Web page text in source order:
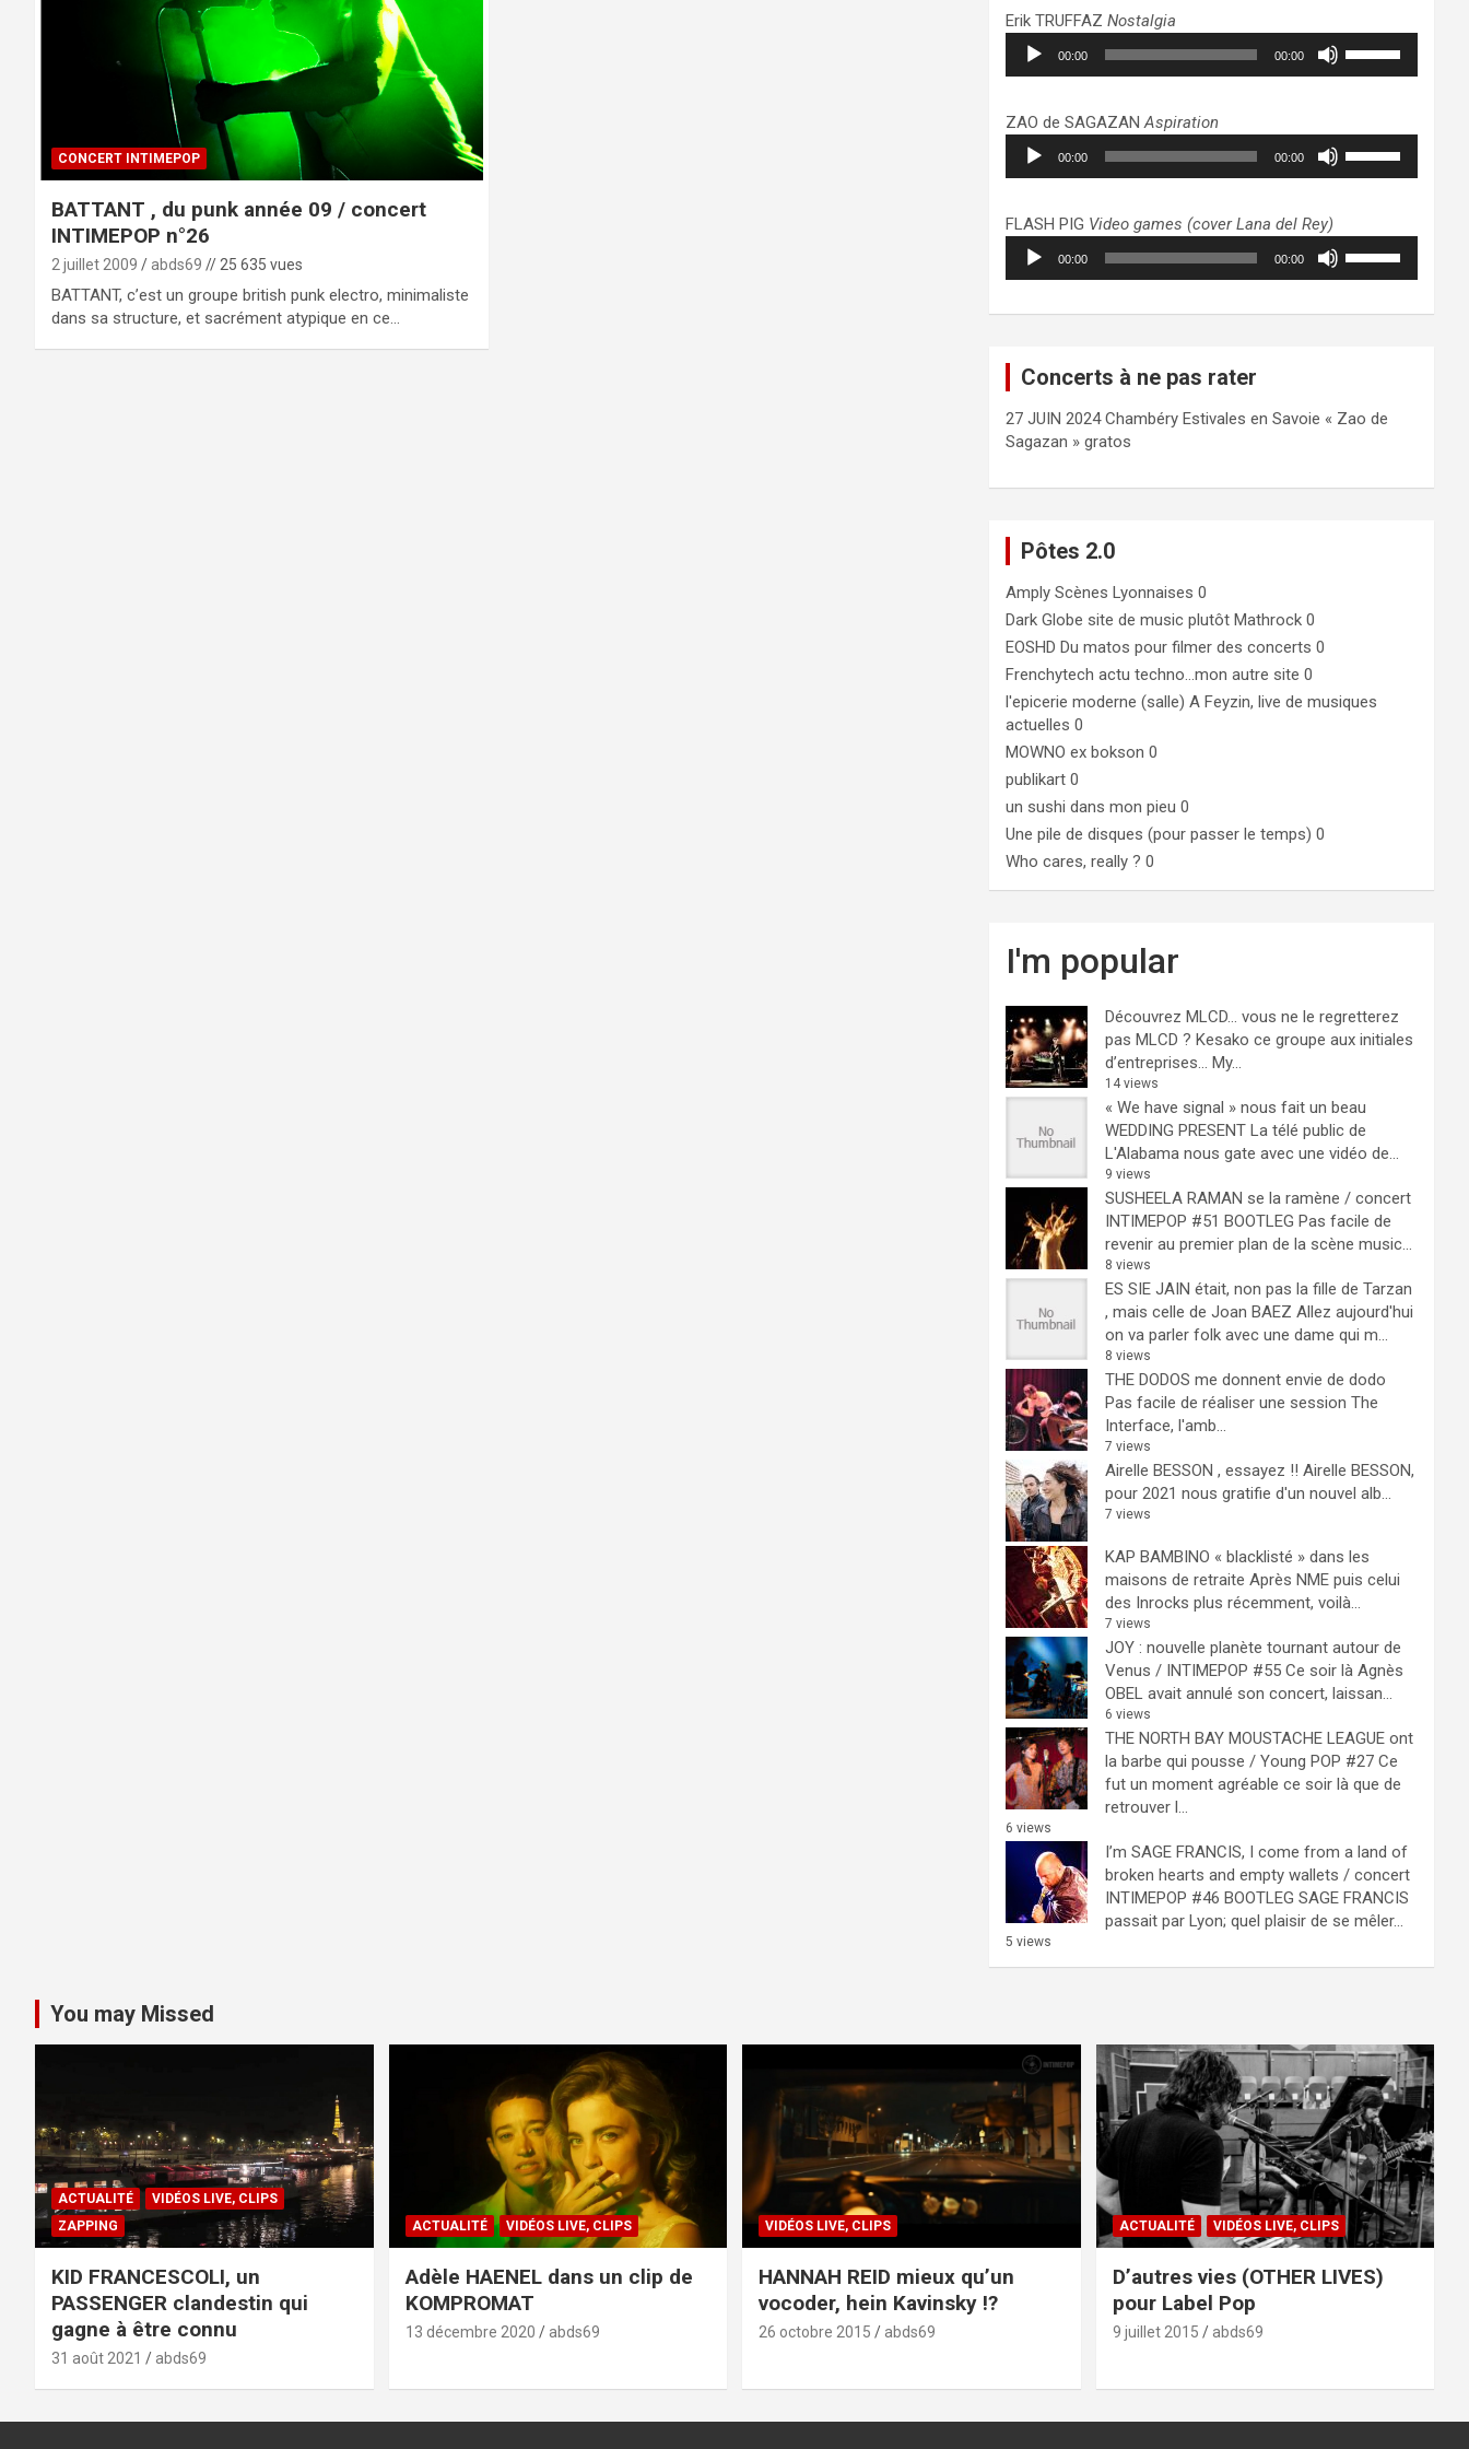
CONCERT INTIMEPOP
BATTANT , du punk année 09 / concert
INTIMEPOP n°26
2 juillet 2009 abds69 // 25 635 vues
BATTANT, c’est un groupe british punk electro, minimaliste
dans sa structure, et sacrément atypique en ce…
pour
augmenter
ou
volume.
Erik TRUFFAZNostalgia
Lecteur
audio
00:00 00:00
pour
augmenter
ou
volume.
ZAO de SAGAZANAspiration
Lecteur
audio
00:00 00:00
pour
augmenter
ou
FLASH PIG Video games (cover Lana del Rey)
Lecteur
audio
00:00 00:00
haut/bas
le
Concerts à ne pas rater
27 JUIN 2024 Chambéry Estivales en Savoie « Zao de
Sagazan » gratos
Pôtes 2.0
Amply Scènes Lyonnaises 0
Dark Globe site de music plutôt Mathrock 0
EOSHD Du matos pour filmer des concerts 0
Frenchytech actu techno…mon autre site 0
l'epicerie moderne (salle) A Feyzin, live de musiques
actuelles 0
MOWNO ex bokson 0
publikart 0
un sushi dans mon pieu 0
Une pile de disques (pour passer le temps) 0
Who cares, really ? 0
I'm popular
Découvrez MLCD… vous ne le regretterez
pas MLCD ? Kesako ce groupe aux initiales
d’entreprises… My...
14 views
« We have signal » nous fait un beau
WEDDING PRESENT La télé public de
L'Alabama nous gate avec une vidéo de...
9 views
SUSHEELA RAMAN se la ramène / concert
INTIMEPOP #51 BOOTLEG Pas facile de
revenir au premier plan de la scène music...
8 views
ES SIE JAIN était, non pas la fille de Tarzan
, mais celle de Joan BAEZ Allez aujourd'hui
on va parler folk avec une dame qui m...
8 views
THE DODOS me donnent envie de dodo
Pas facile de réaliser une session The
Interface, l'amb...
7 views
Airelle BESSON , essayez !! Airelle BESSON,
pour 2021 nous gratifie d'un nouvel alb...
7 views
KAP BAMBINO « blacklisté » dans les
maisons de retraite Après NME puis celui
des Inrocks plus récemment, voilà...
7 views
JOY : nouvelle planète tournant autour de
Venus / INTIMEPOP #55 Ce soir là Agnès
OBEL avait annulé son concert, laissan...
6 views
THE NORTH BAY MOUSTACHE LEAGUE ont
la barbe qui pousse / Young POP #27 Ce
fut un moment agréable ce soir là que de
retrouver l...
6 views
I’m SAGE FRANCIS, I come from a land of
broken hearts and empty wallets / concert
INTIMEPOP #46 BOOTLEG SAGE FRANCIS
passait par Lyon; quel plaisir de se mêler...
5 views
You may Missed
ACTUALITÉ
VIDÉOS LIVE, CLIPS
ZAPPING
KID FRANCESCOLI, un
PASSENGER clandestin qui
gagne à être connu
31 août 2021 abds69
ACTUALITÉ VIDÉOS LIVE, CLIPS
Adèle HAENEL dans un clip de
KOMPROMAT
13 décembre 2020 abds69
VIDÉOS LIVE, CLIPS
HANNAH REID mieux qu’un
vocoder, hein Kavinsky !?
26 octobre 2015 abds69
ACTUALITÉ VIDÉOS LIVE, CLIPS
D’autres vies (OTHER LIVES)
pour Label Pop
9 juillet 2015 abds69